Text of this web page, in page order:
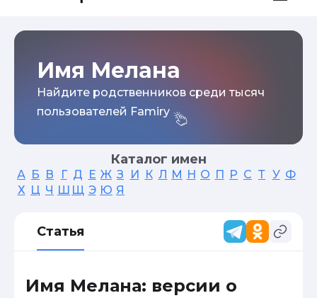
Имя Мелана
Найдите родственников среди тысяч
пользователей Famiry
Каталог имен
А Б В Г Д Е Ж З И К Л М Н О П Р С Т У Ф
Х Ц Ч Ш Щ Э Ю Я
Статья
Имя Мелана: версии о